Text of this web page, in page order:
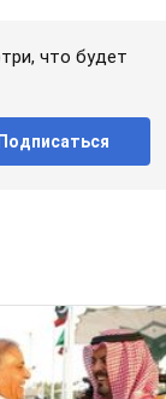
что будет
Подписаться